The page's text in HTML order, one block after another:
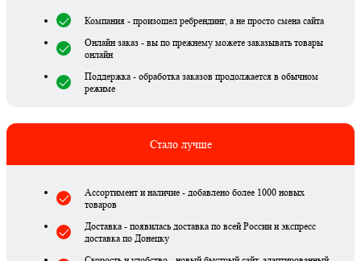
Компания - произошел ребрендинг, а не просто смена сайта
Онлайн заказ - вы по прежнему можете заказывать товары
онлайн
Поддержка - обработка заказов продолжается в обычном
режиме
Стало лучше
Ассортимент и наличие - добавлено более 1000 новых
товаров
Доставка - появилась доставка по всей России и экспресс
доставка по Донецку